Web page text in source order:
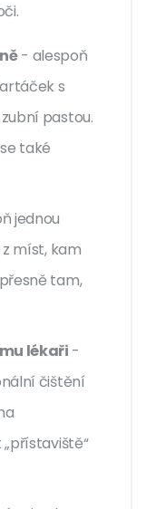
- alespoň
s
pastou.
také
jednou
míst, kam
tam,
lékaři -
čištění